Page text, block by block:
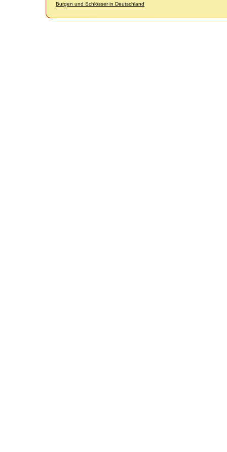
Burgen und Schlösser in Deutschland